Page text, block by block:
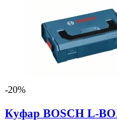
-20%
Куфар BOSCH L-